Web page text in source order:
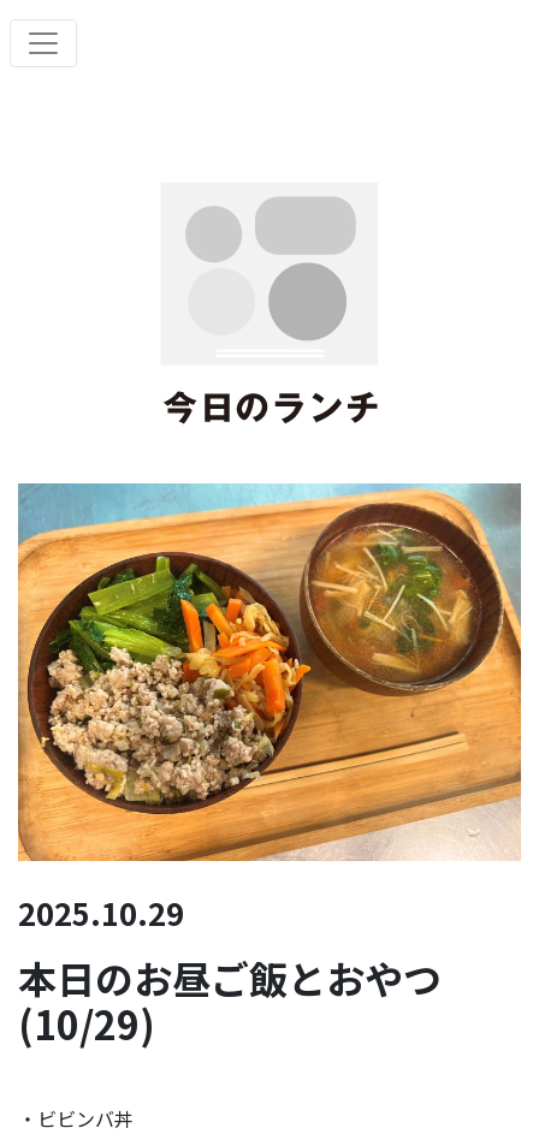
2025.10.29
本日のお昼ご飯とおやつ
(10/29)
・ビビンバ丼